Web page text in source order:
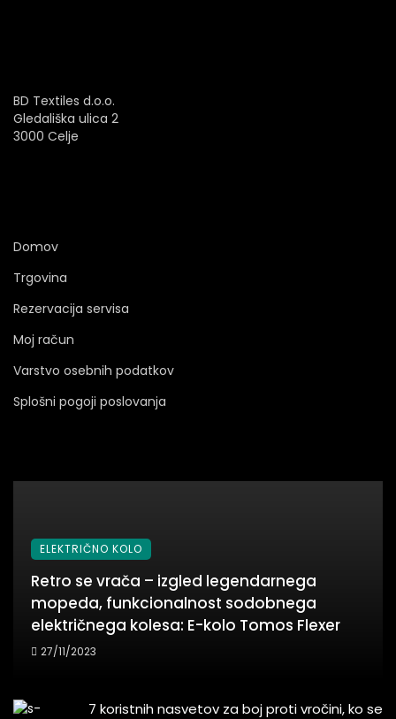
BD Textiles d.o.o.
Gledališka ulica 2
3000 Celje
Domov
Trgovina
Rezervacija servisa
Moj račun
Varstvo osebnih podatkov
Splošni pogoji poslovanja
ELEKTRIČNO KOLO
Retro se vrača – izgled legendarnega
mopeda, funkcionalnost sodobnega
električnega kolesa: E-kolo Tomos Flexer
27/11/2023
7 koristnih nasvetov za boj proti vročini, ko se